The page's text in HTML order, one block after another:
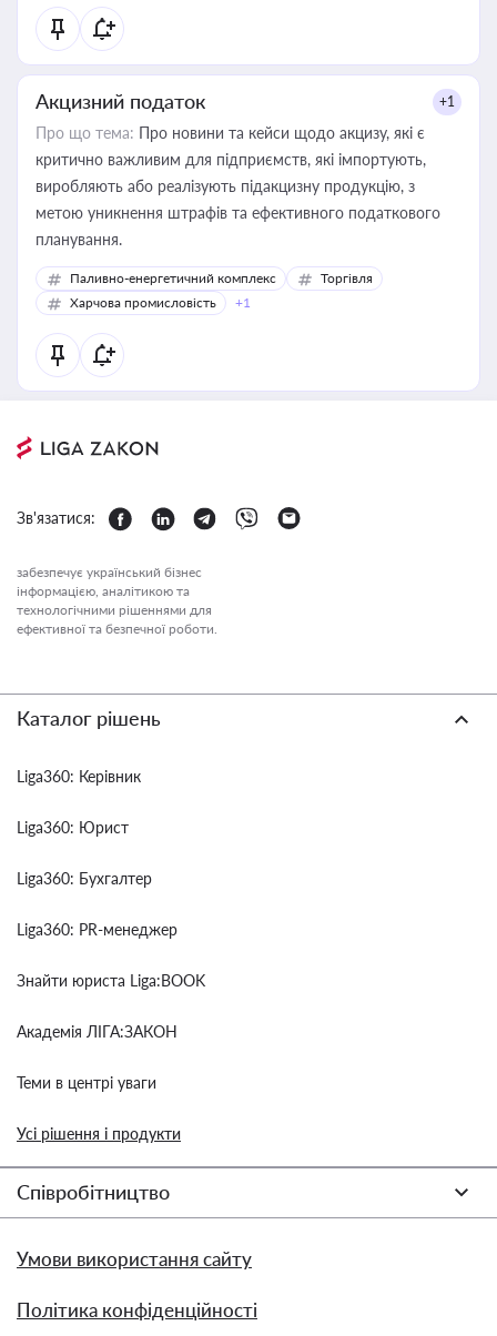
Акцизний податок +1
Про що тема: Про новини та кейси щодо акцизу, які є
критично важливим для підприємств, які імпортують,
виробляють або реалізують підакцизну продукцію, з
метою уникнення штрафів та ефективного податкового
планування.
Паливно-енергетичний комплекс
Торгівля
Харчова промисловість
+1
Зв'язатися:
забезпечує український бізнес
інформацією, аналітикою та
технологічними рішеннями для
ефективної та безпечної роботи.
Каталог рішень
Liga360: Керівник
Liga360: Юрист
Liga360: Бухгалтер
Liga360: PR-менеджер
Знайти юриста Liga:BOOK
Академія ЛІГА:ЗАКОН
Теми в центрі уваги
Усі рішення і продукти
Співробітництво
Умови використання сайту
Політика конфіденційності